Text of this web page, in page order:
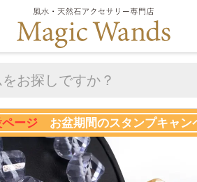
ージ お盆期間のスタンプキャン